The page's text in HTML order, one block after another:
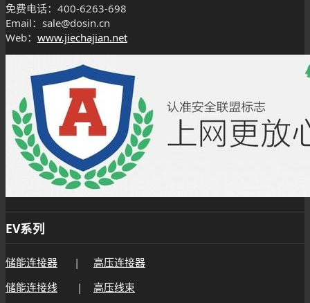
免费电话：400-6263-698
Email：sale@dosin.cn
Web： www.jiechajian.net
EV系列
储能连接器 | 高压连接器
储能连接线 | 高压线束